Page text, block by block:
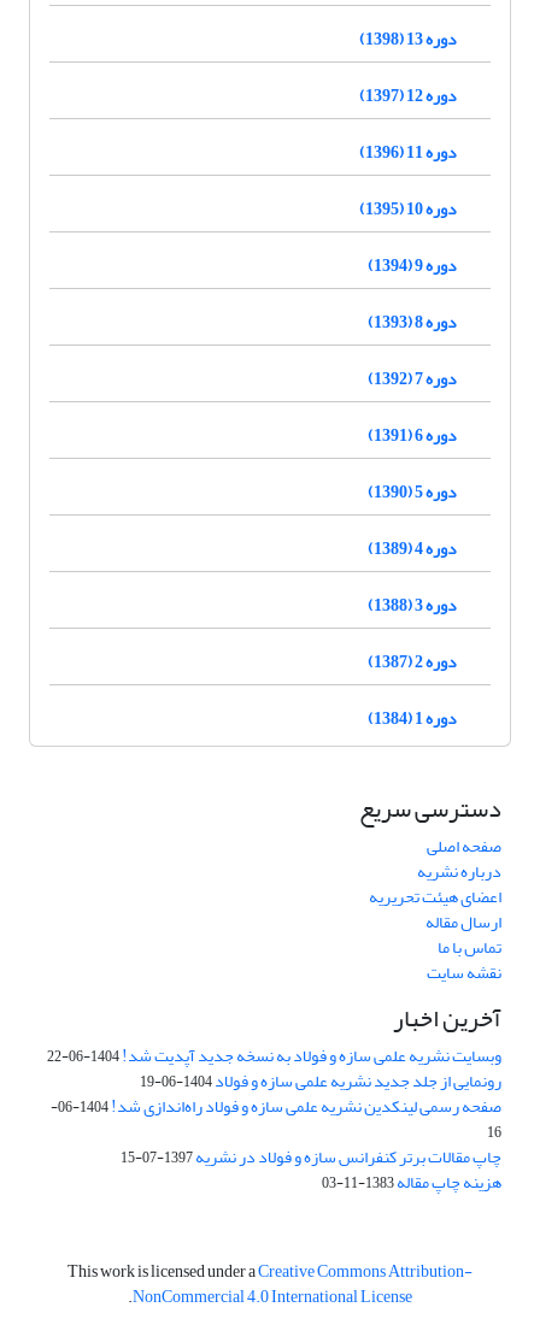
دوره 13 (1398)
دوره 12 (1397)
دوره 11 (1396)
دوره 10 (1395)
دوره 9 (1394)
دوره 8 (1393)
دوره 7 (1392)
دوره 6 (1391)
دوره 5 (1390)
دوره 4 (1389)
دوره 3 (1388)
دوره 2 (1387)
دوره 1 (1384)
دسترسی سریع
صفحه اصلی
درباره نشریه
اعضای هیئت تحریریه
ارسال مقاله
تماس با ما
نقشه سایت
آخرین اخبار
وبسایت نشریه علمی سازه و فولاد به نسخه جدید آپدیت شد!1404-06-22
رونمایی از جلد جدید نشریه علمی سازه و فولاد1404-06-19
صفحه رسمی لینکدین نشریه علمی سازه و فولاد راه‌اندازی شد!
1404-06-
16
چاپ مقالات برتر کنفرانس سازه و فولاد در نشریه1397-07-15
هزینه چاپ مقاله1383-11-03
This work is licensed under aCreative Commons Attribution-
NonCommercial 4.0 International License
.